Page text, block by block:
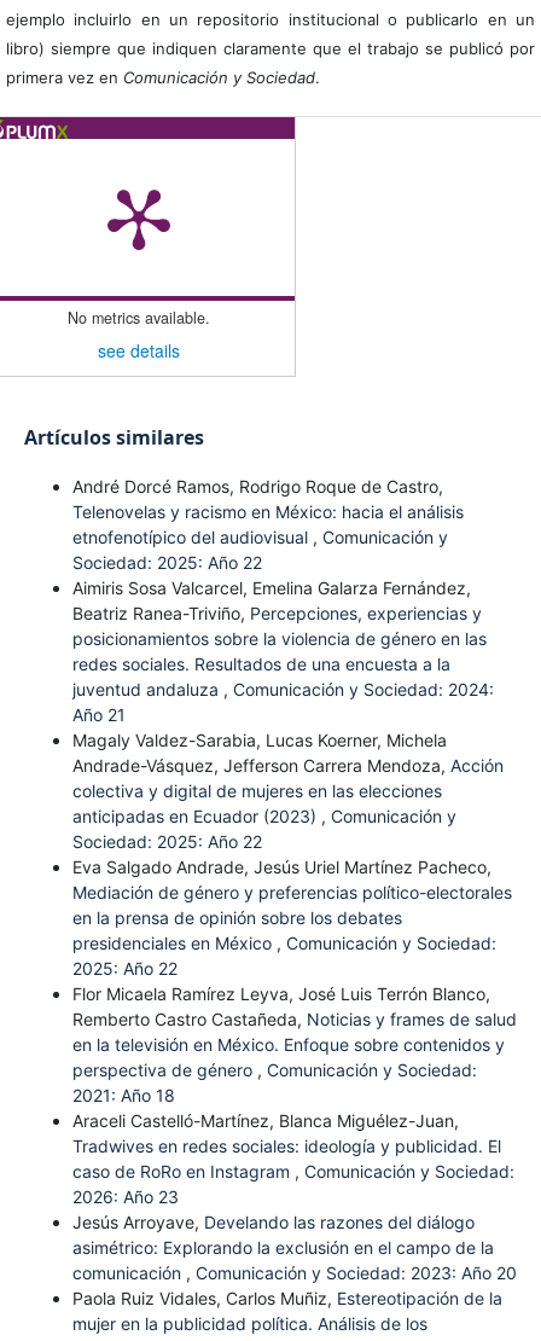
ejemplo incluirlo en un repositorio institucional o publicarlo en un
libro) siempre que indiquen claramente que el trabajo se publicó por
primera vez en Comunicación y Sociedad.
No metrics available.
see details
Artículos similares
André Dorcé Ramos, Rodrigo Roque de Castro,
Telenovelas y racismo en México: hacia el análisis
etnofenotípico del audiovisual , Comunicación y
Sociedad: 2025: Año 22
Aimiris Sosa Valcarcel, Emelina Galarza Fernández,
Beatriz Ranea-Triviño, Percepciones, experiencias y
posicionamientos sobre la violencia de género en las
redes sociales. Resultados de una encuesta a la
juventud andaluza , Comunicación y Sociedad: 2024:
Año 21
Magaly Valdez-Sarabia, Lucas Koerner, Michela
Andrade-Vásquez, Jefferson Carrera Mendoza, Acción
colectiva y digital de mujeres en las elecciones
anticipadas en Ecuador (2023) , Comunicación y
Sociedad: 2025: Año 22
Eva Salgado Andrade, Jesús Uriel Martínez Pacheco,
Mediación de género y preferencias político-electorales
en la prensa de opinión sobre los debates
presidenciales en México , Comunicación y Sociedad:
2025: Año 22
Flor Micaela Ramírez Leyva, José Luis Terrón Blanco,
Remberto Castro Castañeda, Noticias y frames de salud
en la televisión en México. Enfoque sobre contenidos y
perspectiva de género , Comunicación y Sociedad:
2021: Año 18
Araceli Castelló-Martínez, Blanca Miguélez-Juan,
Tradwives en redes sociales: ideología y publicidad. El
caso de RoRo en Instagram , Comunicación y Sociedad:
2026: Año 23
Jesús Arroyave, Develando las razones del diálogo
asimétrico: Explorando la exclusión en el campo de la
comunicación , Comunicación y Sociedad: 2023: Año 20
Paola Ruiz Vidales, Carlos Muñiz, Estereotipación de la
mujer en la publicidad política. Análisis de los